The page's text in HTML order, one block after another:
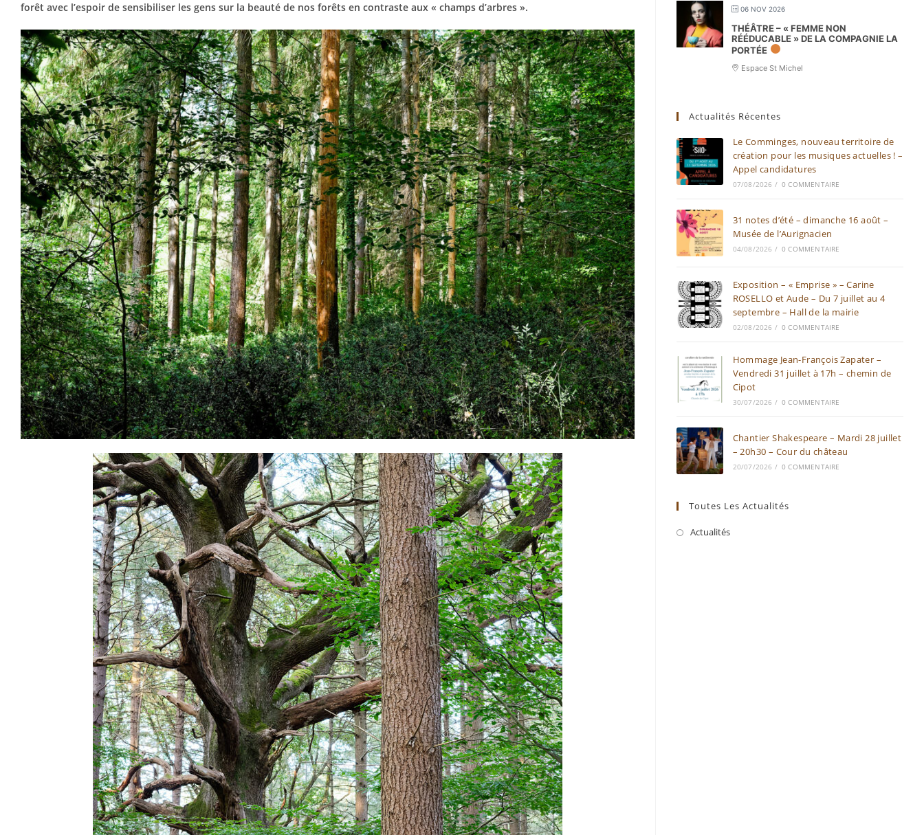
forêt avec l’espoir de sensibiliser les gens sur la beauté de nos forêts en contraste aux « champs d’arbres ».
06 NOV 2026
THÉÂTRE – « FEMME NON
RÉÉDUCABLE » DE LA COMPAGNIE LA
PORTÉE
Espace St Michel
Actualités Récentes
Le Comminges, nouveau territoire de
création pour les musiques actuelles ! –
Appel candidatures
07/08/2026 / 0 COMMENTAIRE
31 notes d’été – dimanche 16 août –
Musée de l’Aurignacien
04/08/2026 / 0 COMMENTAIRE
Exposition – « Emprise » – Carine
ROSELLO et Aude – Du 7 juillet au 4
septembre – Hall de la mairie
02/08/2026 / 0 COMMENTAIRE
Hommage Jean-François Zapater –
Vendredi 31 juillet à 17h – chemin de
Cipot
30/07/2026 / 0 COMMENTAIRE
Chantier Shakespeare – Mardi 28 juillet
– 20h30 – Cour du château
20/07/2026 / 0 COMMENTAIRE
Toutes Les Actualités
Actualités